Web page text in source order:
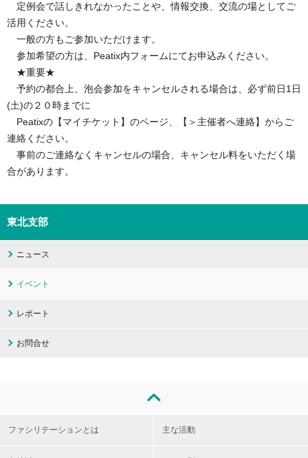
定例会で話しきれなかったことや、情報交換、交流の場としてご
活用ください。
一般の方もご参加いただけます。
参加希望の方は、Peatix内フォームにてお申込みください。
★重要★
予約の都合上、泡会参加をキャンセルされる場合は、必ず前日1日
(土)の２０時までに
Peatixの【マイチケット】のページ、【＞主催者へ連絡】からご
連絡ください。
事前のご連絡なくキャンセルの場合、キャンセル料をいただく場
合があります。
東北支部
ニュース
イベント
レポート
お問合せ
ファシリテーションとは 主な活動